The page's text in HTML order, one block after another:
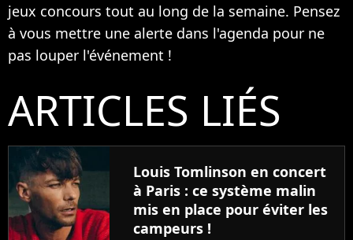
jeux concours tout au long de la semaine. Pensez
à vous mettre une alerte dans l'agenda pour ne
pas louper l'événement !
ARTICLES LIÉS
Louis Tomlinson en concert
à Paris : ce système malin
mis en place pour éviter les
campeurs !